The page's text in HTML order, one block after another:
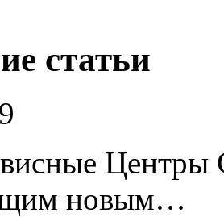
статьи
Центры
новым…